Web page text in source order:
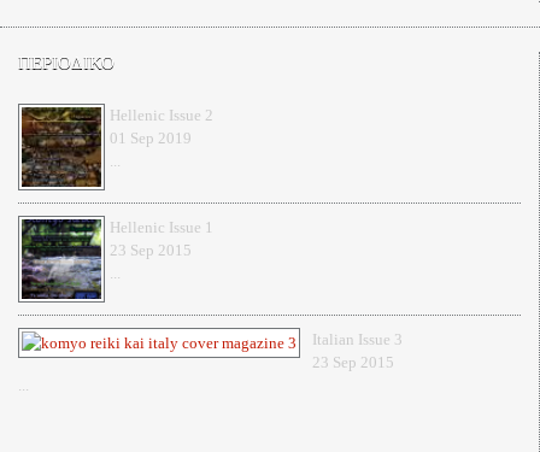
ΠΕΡΙΟΔΙΚΟ
Hellenic Issue 2
01 Sep 2019
...
Hellenic Issue 1
23 Sep 2015
...
Italian Issue 3
23 Sep 2015
...